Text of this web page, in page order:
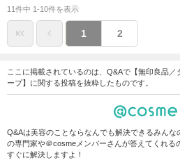
11件中 1-10件を表示
1 2
ここに掲載されているのは、Q&Aで【無印良品
ープ】に関する投稿を抜粋したものです。
Q&Aは美容のことならなんでも解決できるみん
の専門家や＠cosmeメンバーさんが答えてくれる
すぐに解決しますよ！